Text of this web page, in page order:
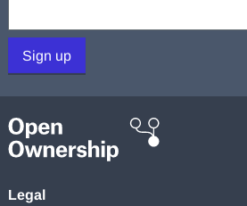
Sign up
Legal